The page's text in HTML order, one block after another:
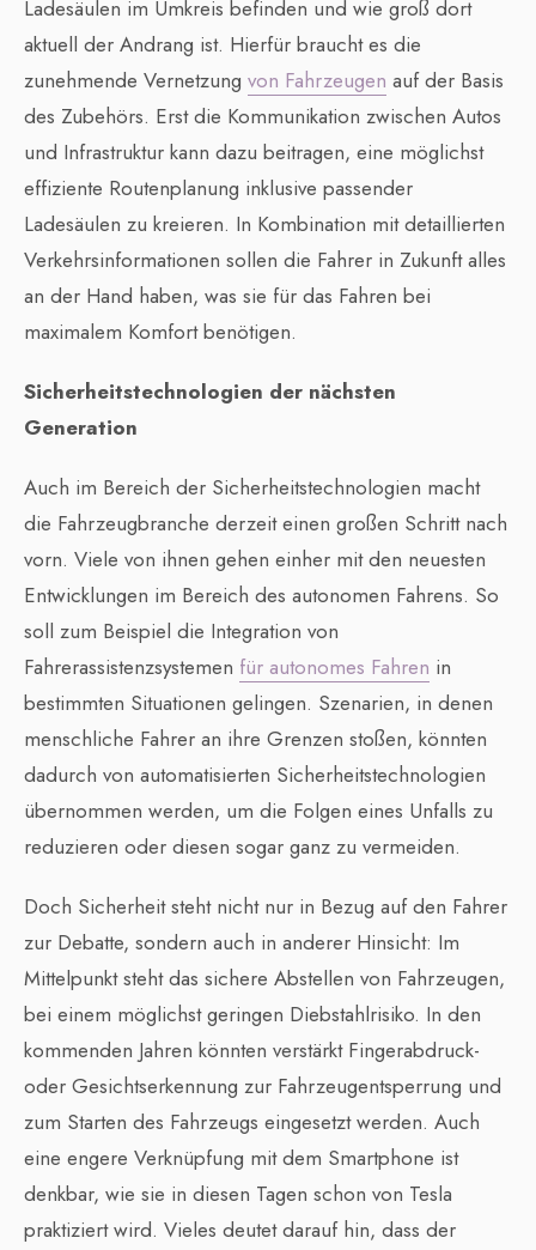
Ladesäulen im Umkreis befinden und wie groß dort
aktuell der Andrang ist. Hierfür braucht es die
zunehmende Vernetzung von Fahrzeugen auf der Basis
des Zubehörs. Erst die Kommunikation zwischen Autos
und Infrastruktur kann dazu beitragen, eine möglichst
effiziente Routenplanung inklusive passender
Ladesäulen zu kreieren. In Kombination mit detaillierten
Verkehrsinformationen sollen die Fahrer in Zukunft alles
an der Hand haben, was sie für das Fahren bei
maximalem Komfort benötigen.
Sicherheitstechnologien der nächsten
Generation
Auch im Bereich der Sicherheitstechnologien macht
die Fahrzeugbranche derzeit einen großen Schritt nach
vorn. Viele von ihnen gehen einher mit den neuesten
Entwicklungen im Bereich des autonomen Fahrens. So
soll zum Beispiel die Integration von
Fahrerassistenzsystemen für autonomes Fahren in
bestimmten Situationen gelingen. Szenarien, in denen
menschliche Fahrer an ihre Grenzen stoßen, könnten
dadurch von automatisierten Sicherheitstechnologien
übernommen werden, um die Folgen eines Unfalls zu
reduzieren oder diesen sogar ganz zu vermeiden.
Doch Sicherheit steht nicht nur in Bezug auf den Fahrer
zur Debatte, sondern auch in anderer Hinsicht: Im
Mittelpunkt steht das sichere Abstellen von Fahrzeugen,
bei einem möglichst geringen Diebstahlrisiko. In den
kommenden Jahren könnten verstärkt Fingerabdruck-
oder Gesichtserkennung zur Fahrzeugentsperrung und
zum Starten des Fahrzeugs eingesetzt werden. Auch
eine engere Verknüpfung mit dem Smartphone ist
denkbar, wie sie in diesen Tagen schon von Tesla
praktiziert wird. Vieles deutet darauf hin, dass der